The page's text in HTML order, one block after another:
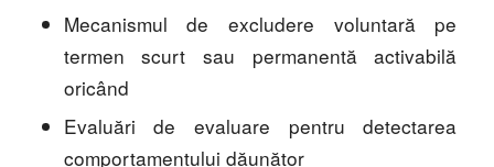
Mecanismul de excludere voluntară pe
termen scurt sau permanentă activabilă
oricând
Evaluări de evaluare pentru detectarea
comportamentului dăunător